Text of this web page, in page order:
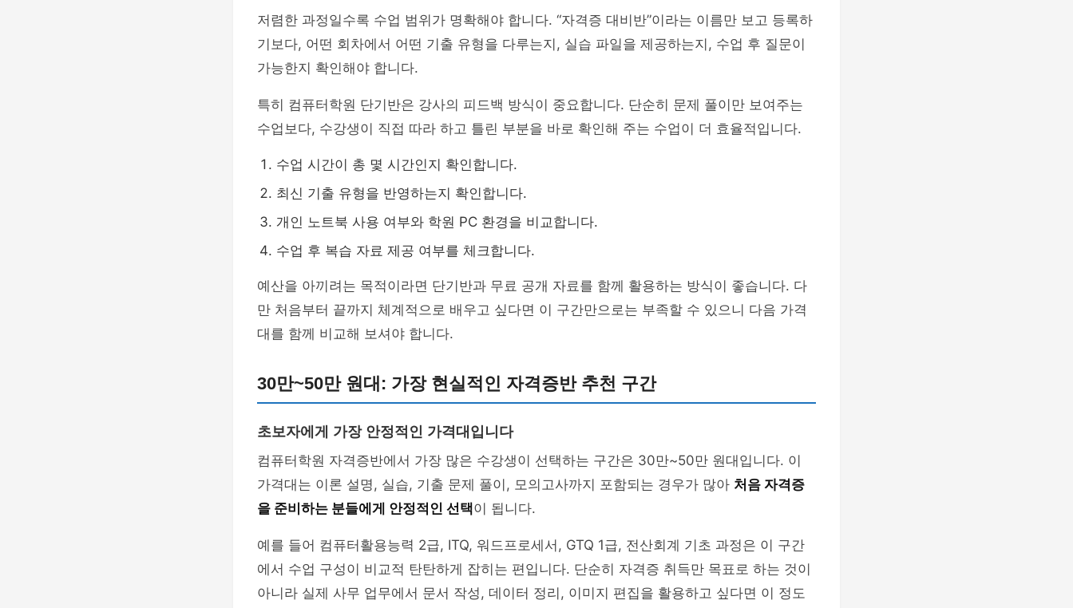
저렴한 과정일수록 수업 범위가 명확해야 합니다. “자격증 대비반”이라는 이름만 보고 등록하
기보다, 어떤 회차에서 어떤 기출 유형을 다루는지, 실습 파일을 제공하는지, 수업 후 질문이
가능한지 확인해야 합니다.
특히 컴퓨터학원 단기반은 강사의 피드백 방식이 중요합니다. 단순히 문제 풀이만 보여주는
수업보다, 수강생이 직접 따라 하고 틀린 부분을 바로 확인해 주는 수업이 더 효율적입니다.
수업 시간이 총 몇 시간인지 확인합니다.
최신 기출 유형을 반영하는지 확인합니다.
개인 노트북 사용 여부와 학원 PC 환경을 비교합니다.
수업 후 복습 자료 제공 여부를 체크합니다.
예산을 아끼려는 목적이라면 단기반과 무료 공개 자료를 함께 활용하는 방식이 좋습니다. 다
만 처음부터 끝까지 체계적으로 배우고 싶다면 이 구간만으로는 부족할 수 있으니 다음 가격
대를 함께 비교해 보셔야 합니다.
30만~50만 원대: 가장 현실적인 자격증반 추천 구간
초보자에게 가장 안정적인 가격대입니다
컴퓨터학원 자격증반에서 가장 많은 수강생이 선택하는 구간은 30만~50만 원대입니다. 이
가격대는 이론 설명, 실습, 기출 문제 풀이, 모의고사까지 포함되는 경우가 많아 처음 자격증
을 준비하는 분들에게 안정적인 선택이 됩니다.
예를 들어 컴퓨터활용능력 2급, ITQ, 워드프로세서, GTQ 1급, 전산회계 기초 과정은 이 구간
에서 수업 구성이 비교적 탄탄하게 잡히는 편입니다. 단순히 자격증 취득만 목표로 하는 것이
아니라 실제 사무 업무에서 문서 작성, 데이터 정리, 이미지 편집을 활용하고 싶다면 이 정도